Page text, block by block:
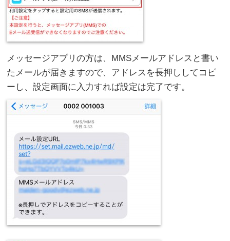
メッセージアプリの方は、MMSメールアドレスと書い
たメールが届きますので、アドレスを長押ししてコピ
ーし、設定画面に入力すれば設定は完了です。